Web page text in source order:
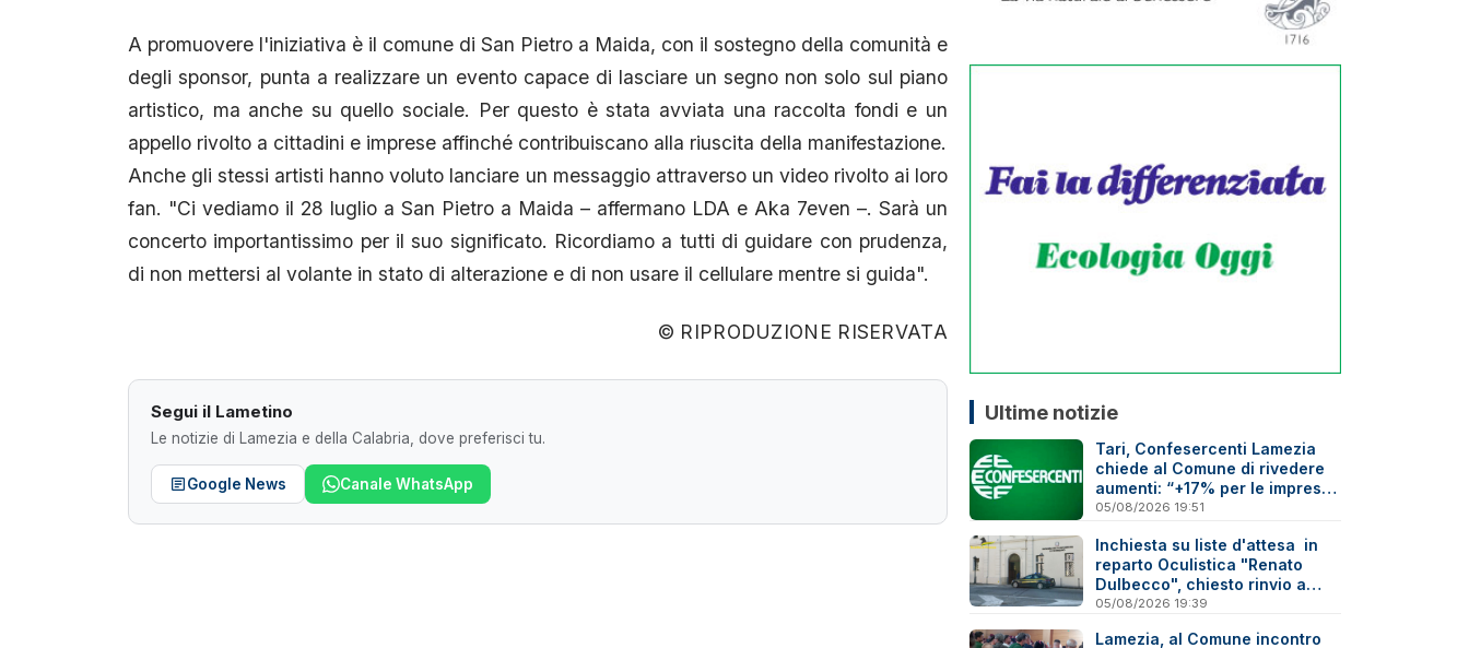
A promuovere l'iniziativa è il comune di San Pietro a Maida, con il sostegno della comunità e
degli sponsor, punta a realizzare un evento capace di lasciare un segno non solo sul piano
artistico, ma anche su quello sociale. Per questo è stata avviata una raccolta fondi e un
appello rivolto a cittadini e imprese affinché contribuiscano alla riuscita della manifestazione.
Anche gli stessi artisti hanno voluto lanciare un messaggio attraverso un video rivolto ai loro
fan. "Ci vediamo il 28 luglio a San Pietro a Maida – affermano LDA e Aka 7even –. Sarà un
concerto importantissimo per il suo significato. Ricordiamo a tutti di guidare con prudenza,
di non mettersi al volante in stato di alterazione e di non usare il cellulare mentre si guida".
© RIPRODUZIONE RISERVATA
Segui il Lametino
Le notizie di Lamezia e della Calabria, dove preferisci tu.
Google News Canale WhatsApp
Ultime notizie
Tari, Confesercenti Lamezia
chiede al Comune di rivedere
aumenti: “+17% per le imprese
è troppo”
05/08/2026 19:51
Inchiesta su liste d'attesa in
reparto Oculistica "Renato
Dulbecco", chiesto rinvio a
giudizio per 10 indagati
05/08/2026 19:39
Lamezia, al Comune incontro